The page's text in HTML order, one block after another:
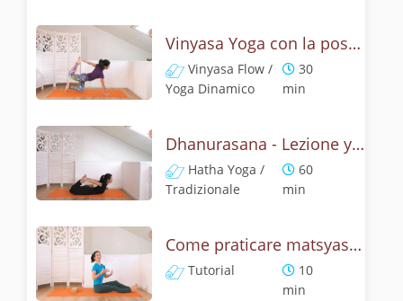
Vinyasa Yoga con la posizione dell' arco - Dhanurasana Flow
Vinyasa Flow /
Yoga Dinamico
30
min
Dhanurasana - Lezione yoga con la storia dell'arco
Hatha Yoga /
Tradizionale
60
min
Come praticare matsyasana, la posizione del pesce? Tutorial
Tutorial
10
min